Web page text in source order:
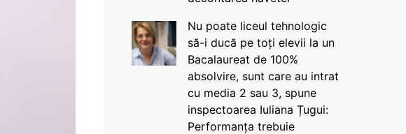
Nu poate liceul tehnologic
să-i ducă pe toți elevii la un
Bacalaureat de 100%
absolvire, sunt care au intrat
cu media 2 sau 3, spune
inspectoarea Iuliana Țugui:
Performanța trebuie